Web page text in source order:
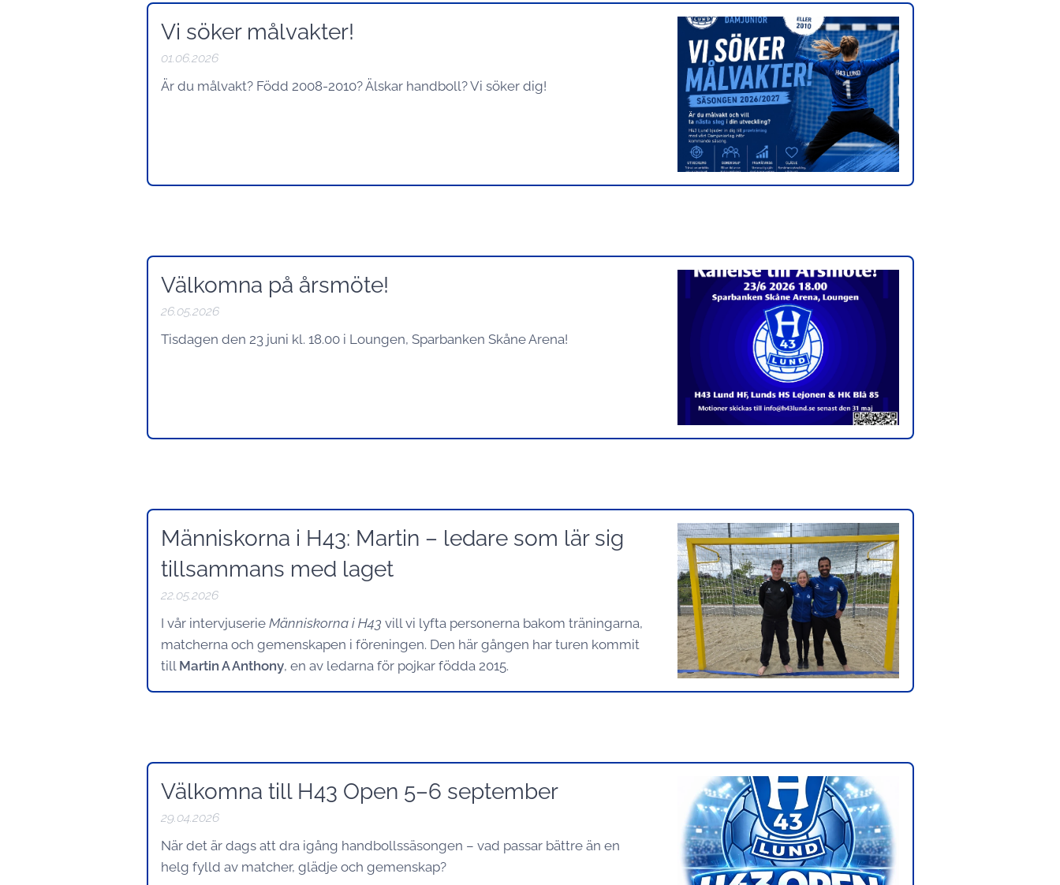
Vi söker målvakter!
01.06.2026
Är du målvakt? Född 2008-2010? Älskar handboll? Vi söker dig!
Välkomna på årsmöte!
26.05.2026
Tisdagen den 23 juni kl. 18.00 i Loungen, Sparbanken Skåne Arena!
Människorna i H43: Martin – ledare som lär sig
tillsammans med laget
22.05.2026
I vår intervjuserie Människorna i H43 vill vi lyfta personerna bakom träningarna,
matcherna och gemenskapen i föreningen. Den här gången har turen kommit
till Martin A Anthony, en av ledarna för pojkar födda 2015.
Välkomna till H43 Open 5–6 september
29.04.2026
När det är dags att dra igång handbollssäsongen – vad passar bättre än en
helg fylld av matcher, glädje och gemenskap?